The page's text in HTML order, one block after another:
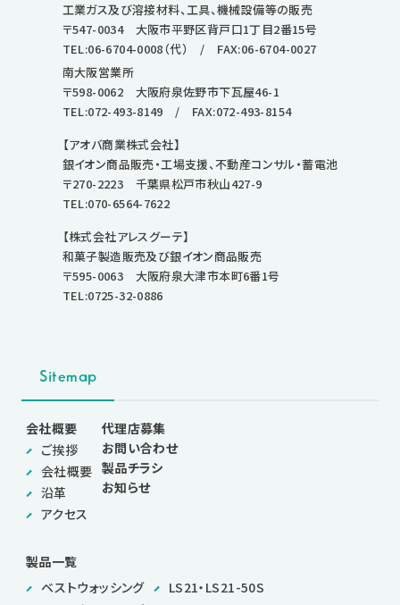
工業ガス及び溶接材料、工具、機械設備等の販売
〒547-0034 大阪市平野区背戸口1丁目2番15号
TEL:06-6704-0008 （代） / FAX:06-6704-0027
南大阪営業所
〒598-0062 大阪府泉佐野市下瓦屋46-1
TEL:072-493-8149 / FAX:072-493-8154
【アオバ商業株式会社】
銀イオン商品販売・工場支援、不動産コンサル・蓄電池
〒270-2223 千葉県松戸市秋山427-9
TEL:070-6564-7622
【株式会社アレスグーテ】
和菓子製造販売及び銀イオン商品販売
〒595-0063 大阪府泉大津市本町6番1号
TEL:0725-32-0886
Sitemap
会社概要
ご挨拶
会社概要
沿革
アクセス
代理店募集
お問い合わせ
製品チラシ
お知らせ
製品一覧
ベストウォッシング
LS21・LS21-50S